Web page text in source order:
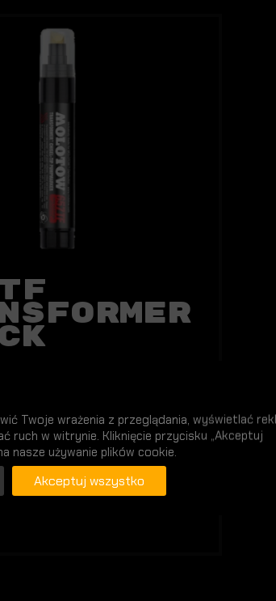
DO KOSZYKA
Twoje wrażenia z przeglądania, wyświetlać
ruch w witrynie. Kliknięcie przycisku „Akceptuj
nasze używanie plików cookie.
Akceptuj wszystko